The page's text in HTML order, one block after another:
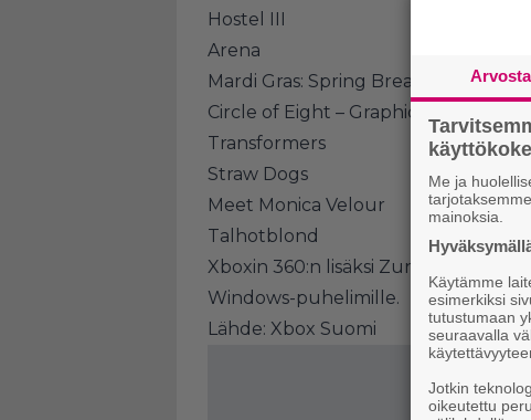
Hostel III
Arena
Mardi Gras: Spring Break
Circle of Eight – Graphic Version
Transformers
Straw Dogs
Meet Monica Velour
Talhotblond
Xboxin 360:n lisäksi Zune-palvelu
Windows-puhelimille.
Lähde: Xbox Suomi
Me ja
mainoksia.
Käytämme
esimerkiksi
tutustumaan
seuraavalla
Jotkin
oikeutettu